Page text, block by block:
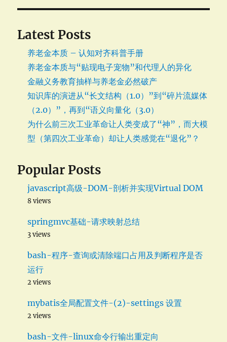
Latest Posts
养老金本质 – 认知对齐科普手册
养老金本质与“贴现电子宠物”和代理人的异化
金融义务教育抽样与养老金必然破产
知识库的演进从“长文结构（1.0）”到“碎片流媒体
（2.0）”，再到“语义向量化（3.0）
为什么前三次工业革命让人类变成了“神”，而大模
型（第四次工业革命）却让人类感觉在“退化”？
Popular Posts
javascript高级-DOM-剖析并实现Virtual DOM
8 views
springmvc基础-请求映射总结
3 views
bash-程序-查询或清除端口占用及判断程序是否
运行
2 views
mybatis全局配置文件-(2)-settings 设置
2 views
bash-文件-linux命令行输出重定向